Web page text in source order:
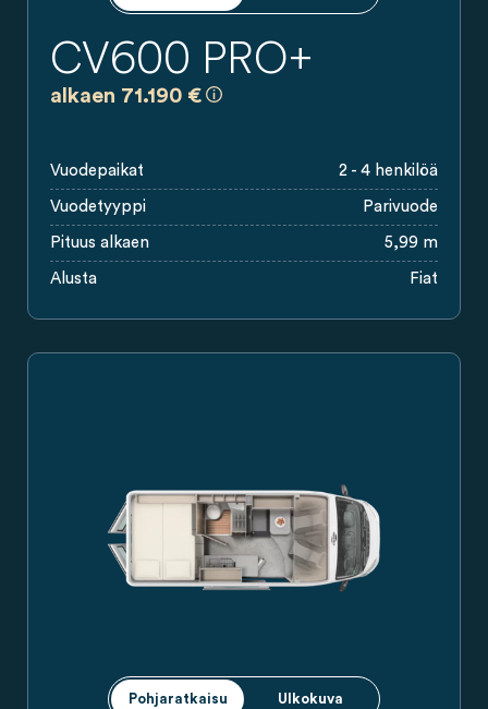
CV600 PRO+
alkaen 71.190 €
Vuodepaikat 2 - 4 henkilöä
Vuodetyyppi Parivuode
Pituus alkaen 5,99 m
Alusta Fiat
Pohjaratkaisu Ulkokuva